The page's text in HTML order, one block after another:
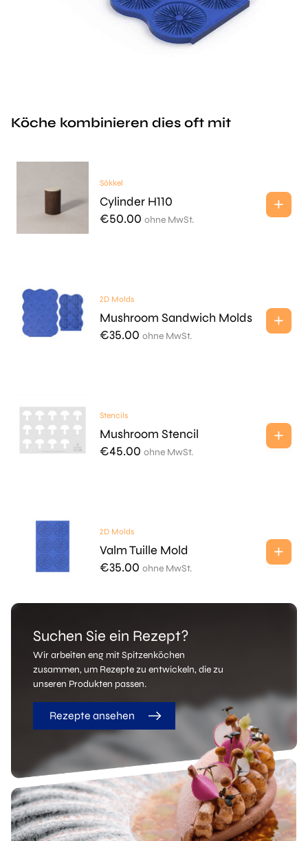
Köche kombinieren dies oft mit
Sōkkel
Cylinder H110
€50.00 ohne MwSt.
2D Molds
Mushroom Sandwich Molds
€35.00 ohne MwSt.
Stencils
Mushroom Stencil
€45.00 ohne MwSt.
2D Molds
Valm Tuille Mold
€35.00 ohne MwSt.
Suchen Sie ein Rezept?
Wir arbeiten eng mit Spitzenköchen
zusammen, um Rezepte zu entwickeln, die zu
unseren Produkten passen.
Rezepte ansehen